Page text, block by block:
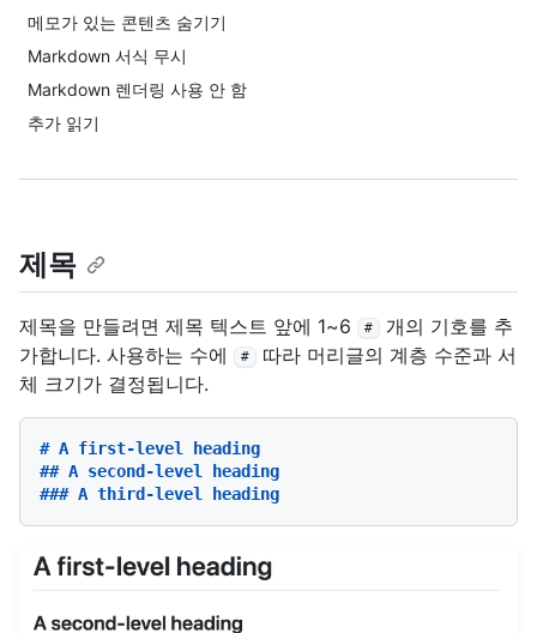
메모가 있는 콘텐츠 숨기기
Markdown 서식 무시
Markdown 렌더링 사용 안 함
추가 읽기
제목
제목을 만들려면 제목 텍스트 앞에 1~6 #
개의 기호를 추
가합니다. 사용하는 수에
#
따라 머리글의 계층 수준과 서
체 크기가 결정됩니다.
# A first-level heading
## A second-level heading
### A third-level heading